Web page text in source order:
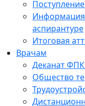
аспирантуре
Итоговая
Врачам
Деканат
Общество